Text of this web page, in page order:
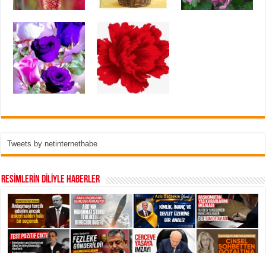
Tweets by netinternethabe
RESİMLERİN DİLİYLE HABERLER